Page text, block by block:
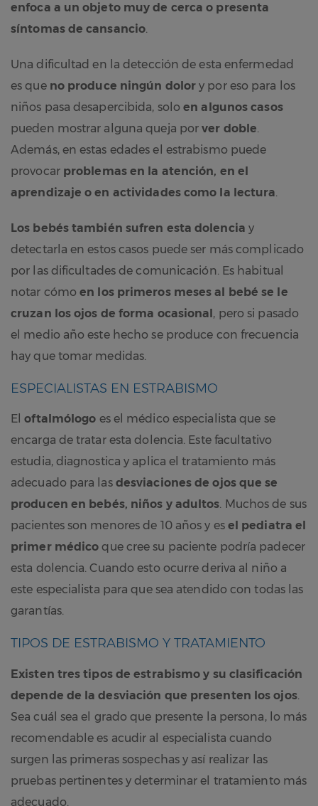
enfoca a un objeto muy de cerca o presenta
síntomas de cansancio.
Una dificultad en la detección de esta enfermedad
es que no produce ningún dolor y por eso para los
niños pasa desapercibida, soloen algunos casos
pueden mostrar alguna queja porver doble.
Además, en estas edades el estrabismo puede
provocar problemas en la atención, en el
aprendizaje o en actividades como la lectura.
Los bebés también sufren esta dolencia y
detectarla en estos casos puede ser más complicado
por las dificultades de comunicación. Es habitual
notar cómoen los primeros meses al bebé se le
cruzan los ojos de forma ocasional, pero si pasado
el medio año este hecho se produce con frecuencia
hay que tomar medidas.
ESPECIALISTAS EN ESTRABISMO
Eloftalmólogo es el médico especialista que se
encarga de tratar esta dolencia. Este facultativo
estudia, diagnostica y aplica el tratamiento más
adecuado para las desviaciones de ojos que se
producen en bebés, niños y adultos. Muchos de sus
pacientes son menores de 10 años y esel pediatra el
primer médico que cree su paciente podría padecer
esta dolencia. Cuando esto ocurre deriva al niño a
este especialista para que sea atendido con todas las
garantías.
TIPOS DE ESTRABISMO Y TRATAMIENTO
Existen tres tipos de estrabismo y su clasificación
depende de la desviación que presenten los ojos.
Sea cuál sea el grado que presente la persona, lo más
recomendable es acudir al especialista cuando
surgen las primeras sospechas y así realizar las
pruebas pertinentes y determinar el tratamiento más
adecuado.